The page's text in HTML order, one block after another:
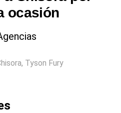
ocasión
, Tyson Fury